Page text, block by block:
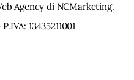
Agency di NCMarketing.
13435211001